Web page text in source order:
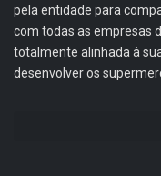
pela entidade para
com todas as empresas
totalmente alinhada à
desenvolver os